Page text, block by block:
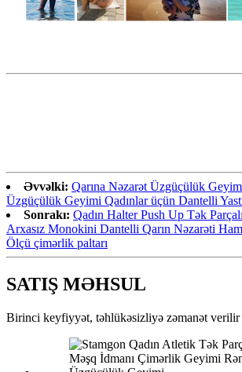
Əvvəlki: Qarına Nəzarət Üzgüçülük
Üzgüçülük Geyimi Qadınlar üçün Dantelli
Sonrakı: Qadın Halter Push Up Tək
Arxasız Monokini Dantelli Qarın Nəzarəti
Ölçü çimərlik paltarı
SATIŞ MƏHSUL
Birinci keyfiyyət, təhlükəsizliyə zəmanət verilir